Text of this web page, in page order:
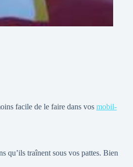
facile de le faire dans vos mobil-
qu’ils traînent sous vos pattes. Bien